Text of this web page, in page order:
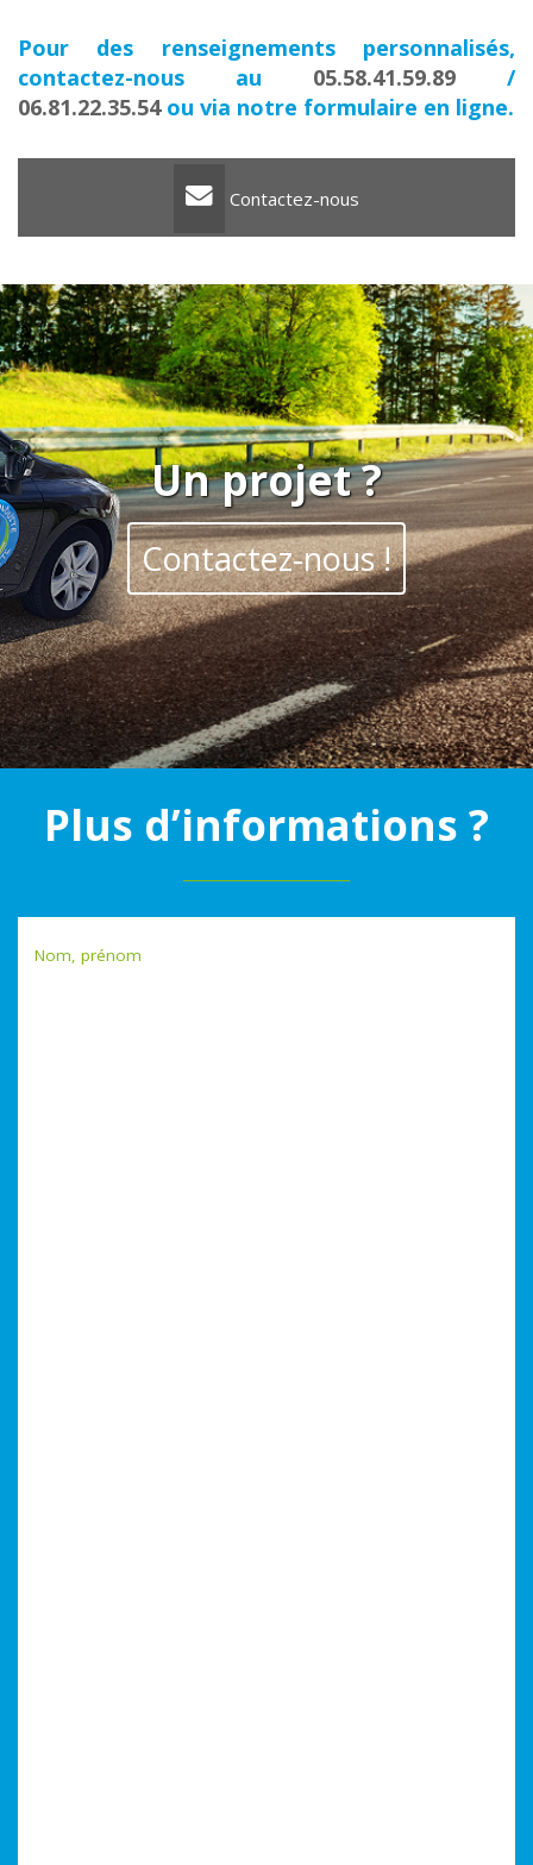
Pour des renseignements personnalisés,
contactez-nous au 05.58.41.59.89 /
06.81.22.35.54ou via notre formulaire en ligne.
Contactez-nous
Un projet ?
Contactez-nous !
Plus d’informations ?
Nom, prénom